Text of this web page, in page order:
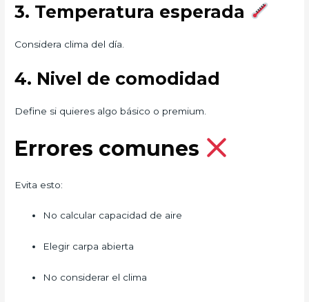
3. Temperatura esperada
Considera clima del día.
4. Nivel de comodidad
Define si quieres algo básico o premium.
Errores comunes
Evita esto:
No calcular capacidad de aire
Elegir carpa abierta
No considerar el clima